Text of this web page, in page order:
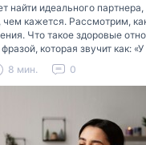
найти идеального
чем кажется. Рассмотрим,
Что такое здоровые
которая звучит как:
подразумевается…
8 мин. 0